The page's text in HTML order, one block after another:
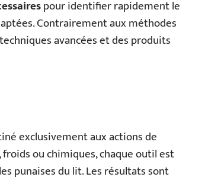
pour identifier rapidement le
Contrairement aux méthodes
avancées et des produits
exclusivement aux actions de
, froids ou chimiques, chaque outil est
punaises du lit. Les résultats sont